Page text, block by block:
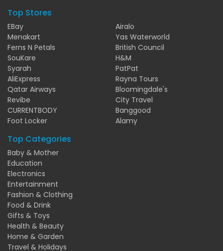
Top Stores
EBay
Menakart
Ferns N Petals
SouKare
Syarah
AliExpress
Qatar Airways
Revibe
CURRENTBODY
Foot Locker
Airalo
Yas Waterworld
British Council
H&M
PatPat
Rayna Tours
Bloomingdale's
City Travel
Banggood
Alamy
Top Categories
Baby & Mother
Education
Electronics
Entertainment
Fashion & Clothing
Food & Drink
Gifts & Toys
Health & Beauty
Home & Garden
Travel & Holidays